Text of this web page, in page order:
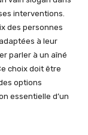
interventions.
des personnes
à leur
parler à un aîné
choix doit être
options
essentielle d’un